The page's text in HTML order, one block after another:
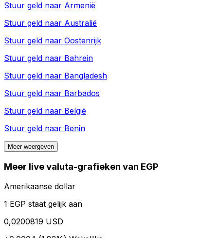
Stuur geld naar Armenië
Stuur geld naar Australië
Stuur geld naar Oostenrijk
Stuur geld naar Bahrein
Stuur geld naar Bangladesh
Stuur geld naar Barbados
Stuur geld naar België
Stuur geld naar Benin
Meer weergeven
Meer live valuta-grafieken van EGP
Amerikaanse dollar
1 EGP staat gelijk aan
0,0200819 USD